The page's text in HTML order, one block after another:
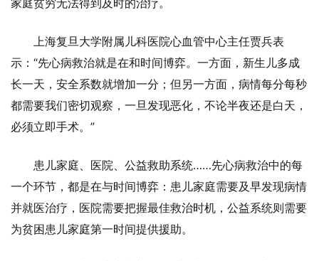
上海复旦大学附属儿科医院心血管中心主任贾兵表
示：“先心病救治就是在和时间博弈。一方面，新生儿多成
长一天，安全系数就增加一分；但另一方面，病情每分每秒
都需要我们密切观察，一旦发现恶化，不论半夜还是白天，
必须立即手术。”
患儿家庭、医院、公益救助系统……先心病救治中的每
一个环节，都是在与时间博弈：患儿家庭需要及早发现病情
并就医治疗，医院需要把握最佳救治时机，公益系统则需要
为贫困患儿家庭第一时间提供援助。